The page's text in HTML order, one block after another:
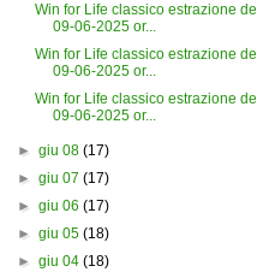
Win for Life classico estrazione del
09-06-2025 or...
Win for Life classico estrazione del
09-06-2025 or...
Win for Life classico estrazione del
09-06-2025 or...
► giu 08 (17)
► giu 07 (17)
► giu 06 (17)
► giu 05 (18)
► giu 04 (18)